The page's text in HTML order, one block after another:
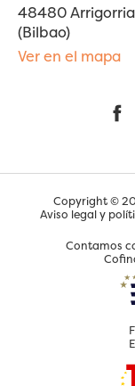
48480
(Bilbao)
Ver en el mapa
Copyright ©
Aviso legal y
Contamos